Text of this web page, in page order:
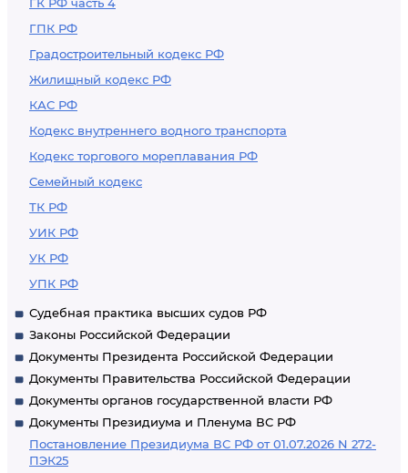
ГПК РФ
Градостроительный кодекс РФ
Жилищный кодекс РФ
КАС РФ
Кодекс внутреннего водного транспорта
Кодекс торгового мореплавания РФ
Семейный кодекс
ТК РФ
УИК РФ
УК РФ
УПК РФ
Судебная практика высших судов РФ
Законы Российской Федерации
Документы Президента Российской Федерации
Документы Правительства Российской Федерации
Документы органов государственной власти РФ
Документы Президиума и Пленума ВС РФ
Постановление Президиума ВС РФ от 01.07.2026 N 272-
ПЭК25